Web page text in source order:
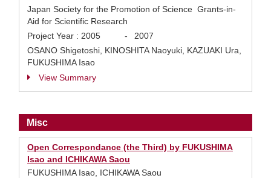
Japan Society for the Promotion of Science Grants-in-
Aid for Scientific Research
Project Year : 2005 -
2007
OSANO Shigetoshi, KINOSHITA Naoyuki, KAZUAKI Ura,
FUKUSHIMA Isao
View Summary
Misc
Open Correspondance (the Third) by FUKUSHIMA
Isao and ICHIKAWA Saou
FUKUSHIMA Isao, ICHIKAWA Saou